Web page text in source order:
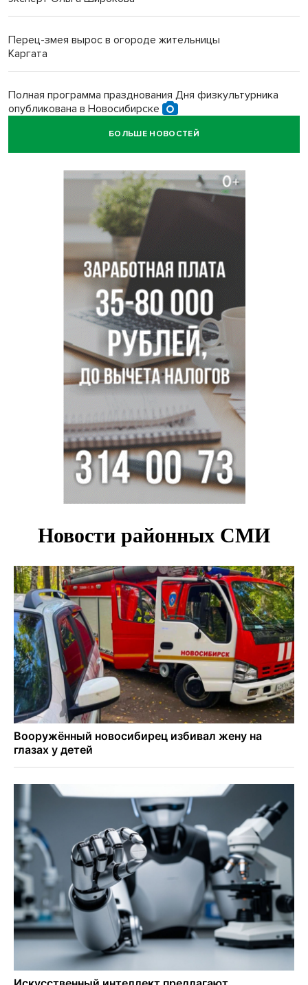
Перец-змея вырос в огороде жительницы
Каргата
Полная программа празднования Дня физкультурника
опубликована в Новосибирске
БОЛЬШЕ НОВОСТЕЙ